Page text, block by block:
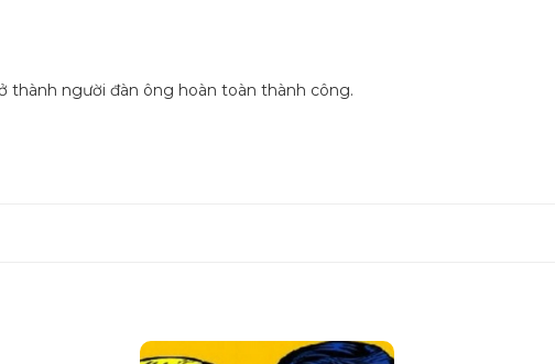
thành người đàn ông hoàn toàn thành công.